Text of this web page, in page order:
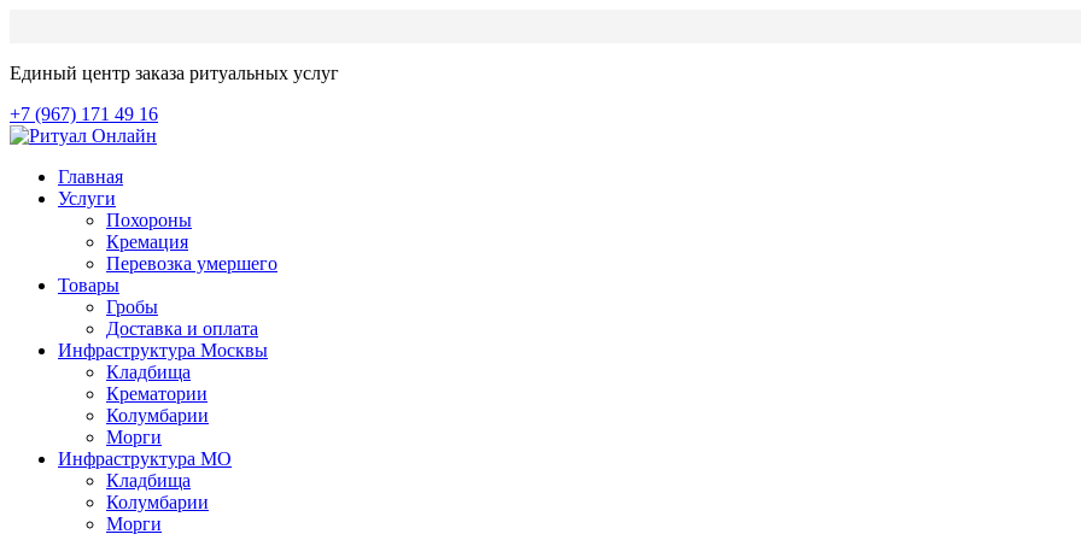
Единый центр заказа ритуальных услуг
+7 (967) 171 49 16
Главная
Услуги
Похороны
Кремация
Перевозка умершего
Товары
Гробы
Доставка и оплата
Инфраструктура Москвы
Кладбища
Крематории
Колумбарии
Морги
Инфраструктура МО
Кладбища
Колумбарии
Морги